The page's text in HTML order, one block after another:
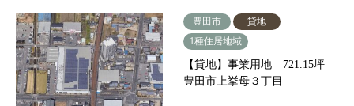
豊田市
貸地
1種住居地域
【貸地】事業用地 721.15坪
豊田市上挙母３丁目